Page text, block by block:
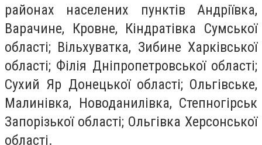
районах населених пунктів Андріївка,
Варачине, Кровне, Кіндратівка Сумської
області; Вільхуватка, Зибине Харківської
області; Філія Дніпропетровської області;
Сухий Яр Донецької області; Ольгівське,
Малинівка, Новоданилівка, Степногірськ
Запорізької області; Ольгівка Херсонської
області.